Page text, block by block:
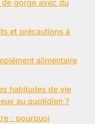
de gorge avec du
et précautions à
alimentaire
habitudes de vie
au quotidien ?
: pourquoi